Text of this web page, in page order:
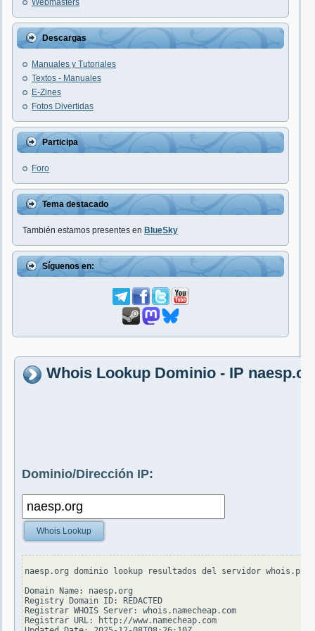
Webmasters
Descargas
Manuales y Tutoriales
Textos - Manuales
E-Zines
Fotos Divertidas
Participa
Foro
Tema destacado
También estamos presentes en BlueSky
Síguenos en:
Whois Lookup Dominio - IP
Dominio/Dirección IP:
Whois Lookup
naesp.org dominio lookup resultados del servidor
Domain Name: naesp.org
Registry Domain ID: REDACTED
Registrar WHOIS Server: whois.namecheap.com
Registrar URL: http://www.namecheap.com